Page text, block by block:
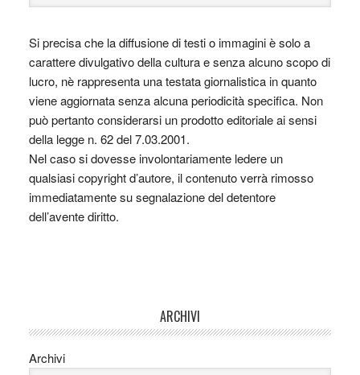
Si precisa che la diffusione di testi o immagini è solo a
carattere divulgativo della cultura e senza alcuno scopo di
lucro, nè rappresenta una testata giornalistica in quanto
viene aggiornata senza alcuna periodicità specifica. Non
può pertanto considerarsi un prodotto editoriale ai sensi
della legge n. 62 del 7.03.2001.
Nel caso si dovesse involontariamente ledere un
qualsiasi copyright d’autore, il contenuto verrà rimosso
immediatamente su segnalazione del detentore
dell’avente diritto.
ARCHIVI
Archivi